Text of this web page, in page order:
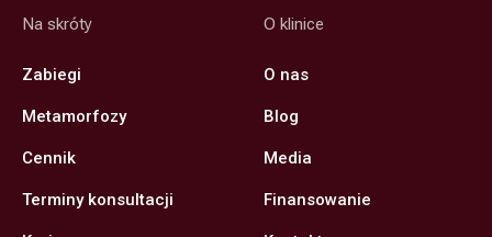
Na skróty
Zabiegi
Metamorfozy
Cennik
Terminy konsultacji
O klinice
O nas
Blog
Media
Finansowanie